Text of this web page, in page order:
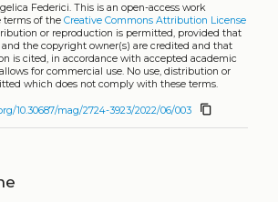
Federici. This is an open-access work
terms of the Creative Commons Attribution License
or reproduction is permitted, provided that
the copyright owner(s) are credited and that
is cited, in accordance with accepted academic
for commercial use. No use, distribution or
which does not comply with these terms.
10.30687/mag/2724-3923/2022/06/003 content_copy